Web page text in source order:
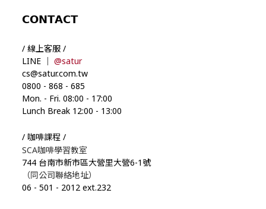
𝗖𝗢𝗡𝗧𝗔𝗖𝗧
/ 線上客服 /
LINE ｜ @satur
cs@satur.com.tw
0800 - 868 - 685
Mon. - Fri. 08:00 - 17:00
Lunch Break 12:00 - 13:00
/ 咖啡課程 /
SCA咖啡學習教室
744 台南市新市區大營里大營6-1號
（同公司聯絡地址）
06 - 501 - 2012 ext.232